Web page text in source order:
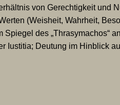
von Gerechtigkeit und
(Weisheit, Wahrheit,
Spiegel des „Thrasymachos“
Iustitia; Deutung im Hinblick